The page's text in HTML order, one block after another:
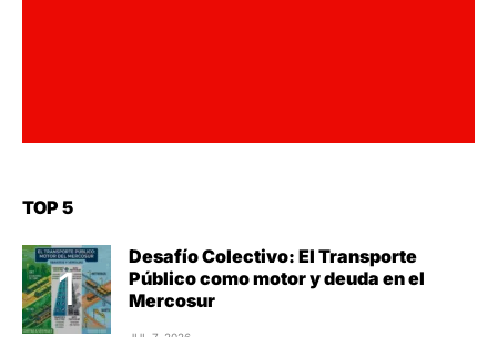
TOP 5
Desafío Colectivo: El Transporte
Público como motor y deuda en el
Mercosur